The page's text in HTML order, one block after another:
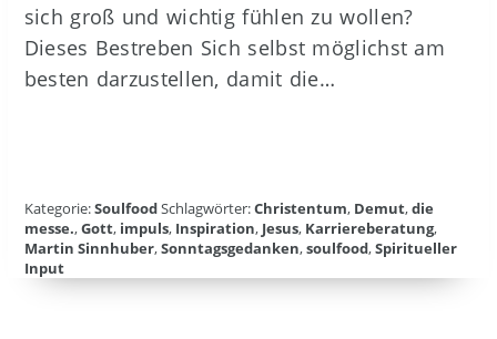
sich groß und wichtig fühlen zu wollen?
Dieses Bestreben Sich selbst möglichst am
besten darzustellen, damit die…
Kategorie:SoulfoodSchlagwörter:Christentum, Demut,die
messe.,Gott, impuls, Inspiration, Jesus, Karriereberatung,
Martin Sinnhuber,Sonntagsgedanken,soulfood,Spiritueller
Input